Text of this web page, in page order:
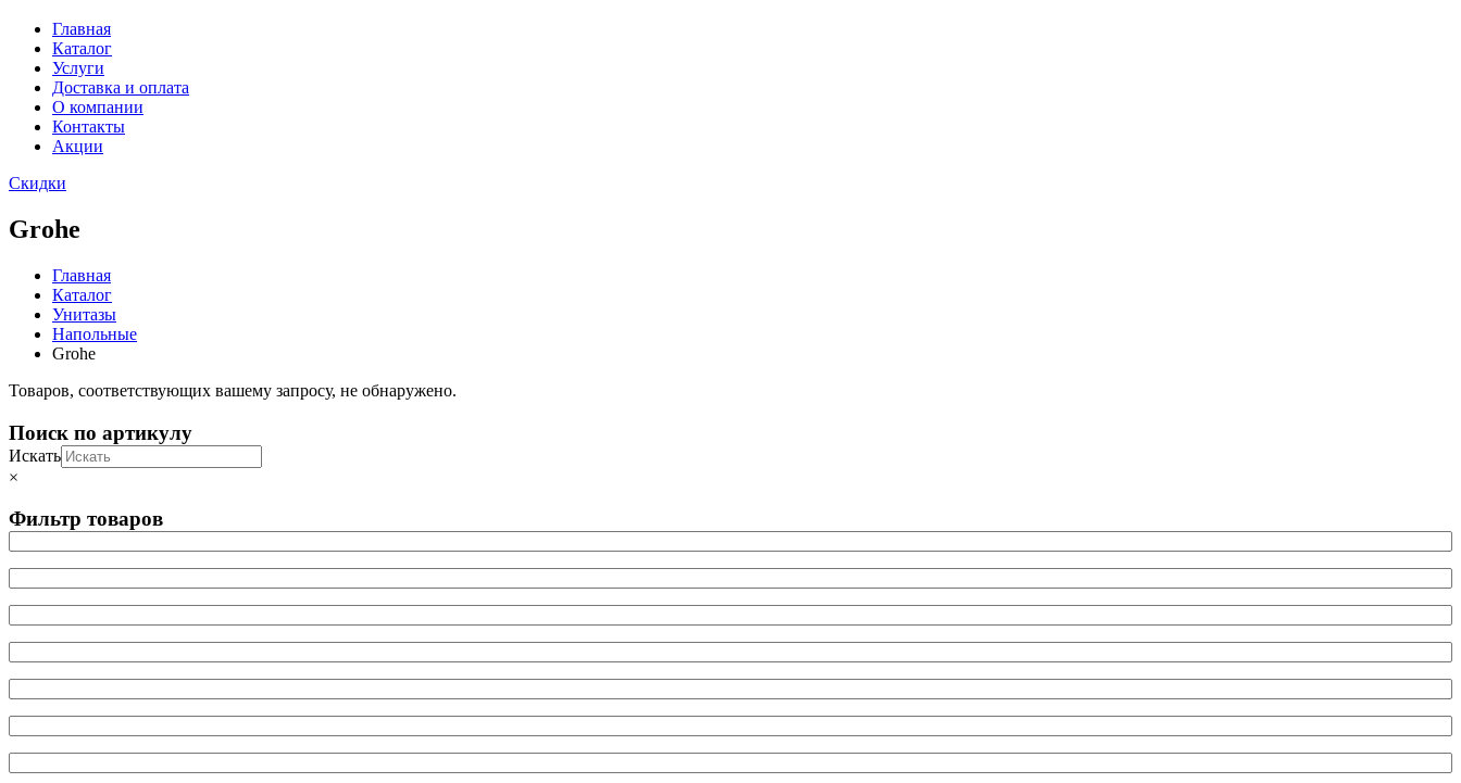
Главная
Каталог
Услуги
Доставка и оплата
О компании
Контакты
Акции
Скидки
Grohe
Главная
Каталог
Унитазы
Напольные
Grohe
Товаров, соответствующих вашему запросу, не обнаружено.
Поиск по артикулу
Искать
×
Фильтр товаров